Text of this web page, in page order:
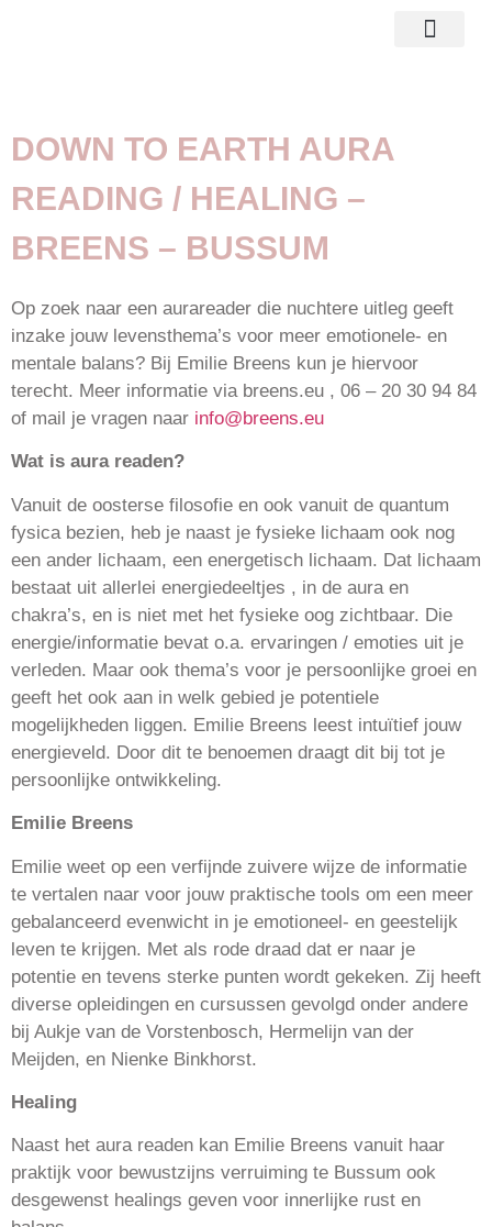
DOWN TO EARTH AURA
READING / HEALING –
BREENS – BUSSUM
Op zoek naar een aurareader die nuchtere uitleg geeft
inzake jouw levensthema’s voor meer emotionele- en
mentale balans? Bij Emilie Breens kun je hiervoor
terecht. Meer informatie via breens.eu , 06 – 20 30 94 84
of mail je vragen naar info@breens.eu
Wat is aura readen?
Vanuit de oosterse filosofie en ook vanuit de quantum
fysica bezien, heb je naast je fysieke lichaam ook nog
een ander lichaam, een energetisch lichaam. Dat lichaam
bestaat uit allerlei energiedeeltjes , in de aura en
chakra’s, en is niet met het fysieke oog zichtbaar. Die
energie/informatie bevat o.a. ervaringen / emoties uit je
verleden. Maar ook thema’s voor je persoonlijke groei en
geeft het ook aan in welk gebied je potentiele
mogelijkheden liggen. Emilie Breens leest intuïtief jouw
energieveld. Door dit te benoemen draagt dit bij tot je
persoonlijke ontwikkeling.
Emilie Breens
Emilie weet op een verfijnde zuivere wijze de informatie
te vertalen naar voor jouw praktische tools om een meer
gebalanceerd evenwicht in je emotioneel- en geestelijk
leven te krijgen. Met als rode draad dat er naar je
potentie en tevens sterke punten wordt gekeken. Zij heeft
diverse opleidingen en cursussen gevolgd onder andere
bij Aukje van de Vorstenbosch, Hermelijn van der
Meijden, en Nienke Binkhorst.
Healing
Naast het aura readen kan Emilie Breens vanuit haar
praktijk voor bewustzijns verruiming te Bussum ook
desgewenst healings geven voor innerlijke rust en